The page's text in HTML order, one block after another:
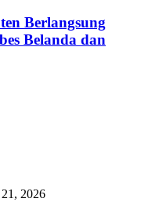
Berlangsung
Belanda dan
2026